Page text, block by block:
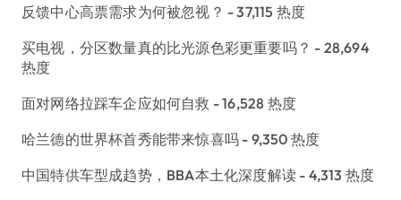
反馈中心高票需求为何被忽视？ - 37,115 热度
买电视，分区数量真的比光源色彩更重要吗？ - 28,694
热度
面对网络拉踩车企应如何自救 - 16,528 热度
哈兰德的世界杯首秀能带来惊喜吗 - 9,350 热度
中国特供车型成趋势，BBA本土化深度解读 - 4,313 热度